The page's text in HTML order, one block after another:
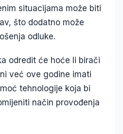
situacijama može biti
što dodatno može
odluke.
odredit će hoće li birači
već ove godine imati
tehnologije koja bi
način provođenja